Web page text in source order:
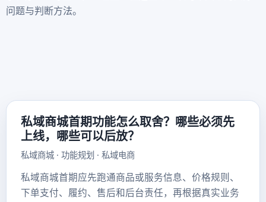
问题与判断方法。
私域商城首期功能怎么取舍？哪些必须先
上线，哪些可以后放？
私域商城 · 功能规划 · 私域电商
私域商城首期应先跑通商品或服务信息、价格规则、
下单支付、履约、售后和后台责任，再根据真实业务